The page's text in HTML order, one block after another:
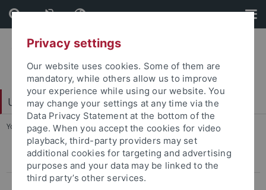
Skip
to
content
Skip
to
footer
Universitätsbibliothek
You are here: Startseite ... Facebook-Hinweise
Hausordnung
Rahmenbenutzungsordnung
Privacy settings
Our website uses cookies. Some of them are
mandatory, while others allow us to improve
your experience while using our website. You
may change your settings at any time via the
Data Privacy Statement at the bottom of the
page. When you accept the cookies for video
playback, third-party providers may set
additional cookies for targeting and advertising
purposes and your data may be linked to the
third party’s other services.